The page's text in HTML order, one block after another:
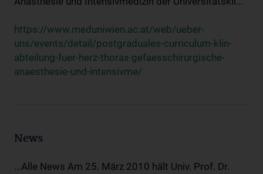
https://www.meduniwien.ac.at/web/ueber-
uns/events/detail/postgraduales-curriculum-klin-
abteilung-fuer-herz-thorax-gefaesschirurgische-
anaesthesie-und-intensivme/
News
...Alle News Am 25. März 2010 hält Univ. Prof. Dr.